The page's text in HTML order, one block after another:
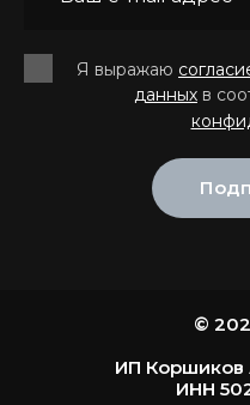
Я выражаю
данных в
©
ИП Коршиков
ИНН